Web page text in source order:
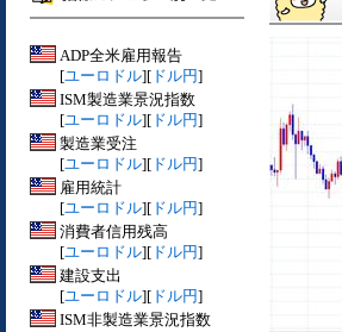
ADP全米雇用報告
[ユーロドル][ ドル円]
ISM製造業景況指数
[ユーロドル][ ドル円]
製造業受注
[ユーロドル][ ドル円]
雇用統計
[ユーロドル][ ドル円]
消費者信用残高
[ユーロドル][ ドル円]
建設支出
[ユーロドル][ ドル円]
ISM非製造業景況指数